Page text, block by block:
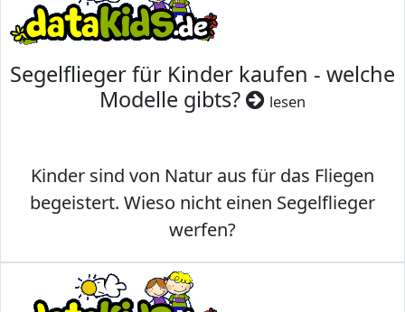
Segelflieger für Kinder kaufen - welche
Modelle gibts?
lesen
Kinder sind von Natur aus für das Fliegen
begeistert. Wieso nicht einen Segelflieger
werfen?